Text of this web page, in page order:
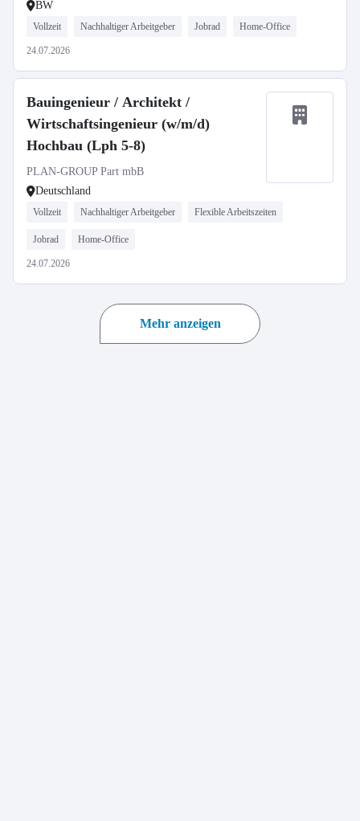
BW
Vollzeit Nachhaltiger Arbeitgeber Jobrad Home-Office
24.07.2026
Bauingenieur / Architekt /
Wirtschaftsingenieur (w/m/d)
Hochbau (Lph 5-8)
PLAN-GROUP Part mbB
Deutschland
Vollzeit Nachhaltiger Arbeitgeber Flexible Arbeitszeiten
Jobrad Home-Office
24.07.2026
Mehr anzeigen